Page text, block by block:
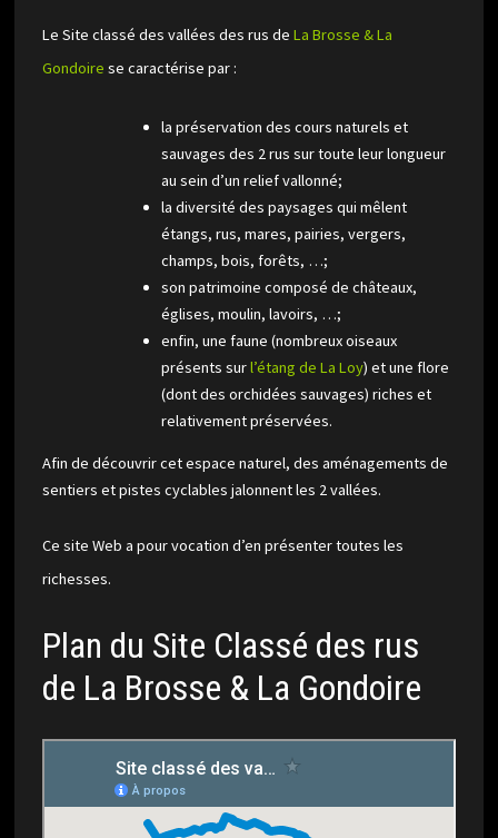
Le Site classé des vallées des rus de La Brosse & La
Gondoire se caractérise par :
la préservation des cours naturels et
sauvages des 2 rus sur toute leur longueur
au sein d’un relief vallonné;
la diversité des paysages qui mêlent
étangs, rus, mares, pairies, vergers,
champs, bois, forêts, …;
son patrimoine composé de châteaux,
églises, moulin, lavoirs, …;
enfin, une faune (nombreux oiseaux
présents surl’étang de La Loy) et une flore
(dont des orchidées sauvages) riches et
relativement préservées.
Afin de découvrir cet espace naturel, des aménagements de
sentiers et pistes cyclables jalonnent les 2 vallées.
Ce site Web a pour vocation d’en présenter toutes les
richesses.
Plan du Site Classé des rus
de La Brosse & La Gondoire